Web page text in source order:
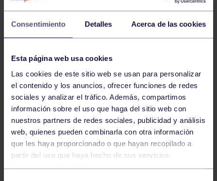
Consentimiento Detalles Acerca de las cookies
Esta página web usa cookies
Las cookies de este sitio web se usan para personalizar
el contenido y los anuncios, ofrecer funciones de redes
sociales y analizar el tráfico. Además, compartimos
información sobre el uso que haga del sitio web con
nuestros partners de redes sociales, publicidad y análisis
web, quienes pueden combinarla con otra información
que les haya proporcionado o que hayan recopilado a
partir del uso que haya hecho de sus servicios.
NOTICIAS RELACIONADAS
Voleibol 27 Abr 2026